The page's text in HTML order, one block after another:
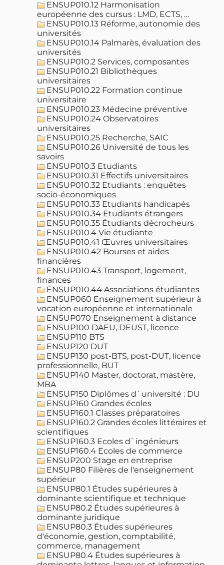
ENSUP010.12 Harmonisation
européenne des cursus : LMD, ECTS, …
ENSUP010.13 Réforme, autonomie des
universités
ENSUP010.14 Palmarès, évaluation des
universités
ENSUP010.2 Services, composantes
ENSUP010.21 Bibliothèques
universitaires
ENSUP010.22 Formation continue
universitaire
ENSUP010.23 Médecine préventive
ENSUP010.24 Observatoires
universitaires
ENSUP010.25 Recherche, SAIC
ENSUP010.26 Université de tous les
savoirs
ENSUP010.3 Etudiants
ENSUP010.31 Effectifs universitaires
ENSUP010.32 Etudiants : enquêtes
socio-économiques
ENSUP010.33 Etudiants handicapés
ENSUP010.34 Etudiants étrangers
ENSUP010.35 Étudiants décrocheurs
ENSUP010.4 Vie étudiante
ENSUP010.41 Œuvres universitaires
ENSUP010.42 Bourses et aides
financières
ENSUP010.43 Transport, logement,
finances
ENSUP010.44 Associations étudiantes
ENSUP060 Enseignement supérieur à
vocation européenne et internationale
ENSUP070 Enseignement à distance
ENSUP100 DAEU, DEUST, licence
ENSUP110 BTS
ENSUP120 DUT
ENSUP130 post-BTS, post-DUT, licence
professionnelle, BUT
ENSUP140 Master, doctorat, mastère,
MBA
ENSUP150 Diplômes d`université : DU
ENSUP160 Grandes écoles
ENSUP160.1 Classes préparatoires
ENSUP160.2 Grandes écoles littéraires et
scientifiques
ENSUP160.3 Ecoles d`ingénieurs
ENSUP160.4 Ecoles de commerce
ENSUP200 Stage en entreprise
ENSUP80 Filières de l'enseignement
supérieur
ENSUP80.1 Études supérieures à
dominante scientifique et technique
ENSUP80.2 Études supérieures à
dominante juridique
ENSUP80.3 Études supérieures
d'économie, gestion, comptabilité,
commerce, management
ENSUP80.4 Études supérieures à